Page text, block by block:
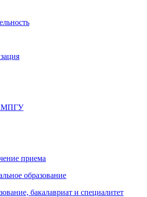
МПГУ
приема
образование
бакалавриат и специалитет